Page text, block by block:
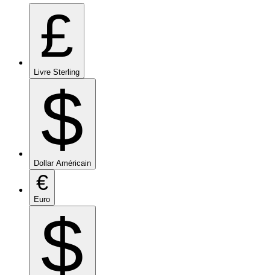
£
Livre Sterling
$
Dollar Américain
€
Euro
$